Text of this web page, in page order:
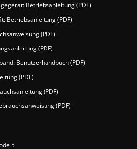
Betriebsanleitung (PDF)
Betriebsanleitung (PDF)
(PDF)
(PDF)
Benutzerhandbuch (PDF)
(PDF)
(PDF)
(PDF)
5